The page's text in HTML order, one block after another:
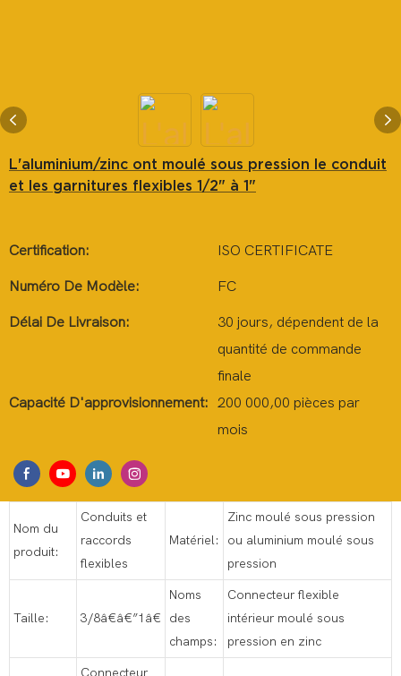
L'aluminium/zinc ont moulé sous pression le conduit
et les garnitures flexibles 1/2" à 1"
Certification: ISO CERTIFICATE
Numéro De Modèle: FC
Délai De Livraison:
30 jours, dépendent de la
quantité de commande
finale
Capacité D'approvisionnement:
200 000,00 pièces par
mois
Nom du
produit:
Conduits et
raccords
flexibles
Matériel:
Zinc moulé sous pression
ou aluminium moulé sous
pression
Taille: 3/8â€â€”1â€
Noms
des
champs:
Connecteur flexible
intérieur moulé sous
pression en zinc